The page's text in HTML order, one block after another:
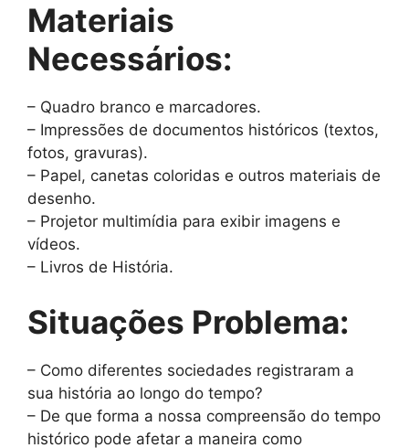
Materiais
Necessários:
– Quadro branco e marcadores.
– Impressões de documentos históricos (textos,
fotos, gravuras).
– Papel, canetas coloridas e outros materiais de
desenho.
– Projetor multimídia para exibir imagens e
vídeos.
– Livros de História.
Situações Problema:
– Como diferentes sociedades registraram a
sua história ao longo do tempo?
– De que forma a nossa compreensão do tempo
histórico pode afetar a maneira como